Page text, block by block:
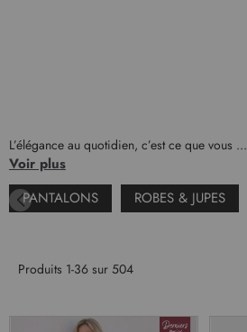
L’élégance au quotidien, c’est ce que vous ...
Voir plus
PANTALONS
ROBES & JUPES
Produits 1-36 sur 504